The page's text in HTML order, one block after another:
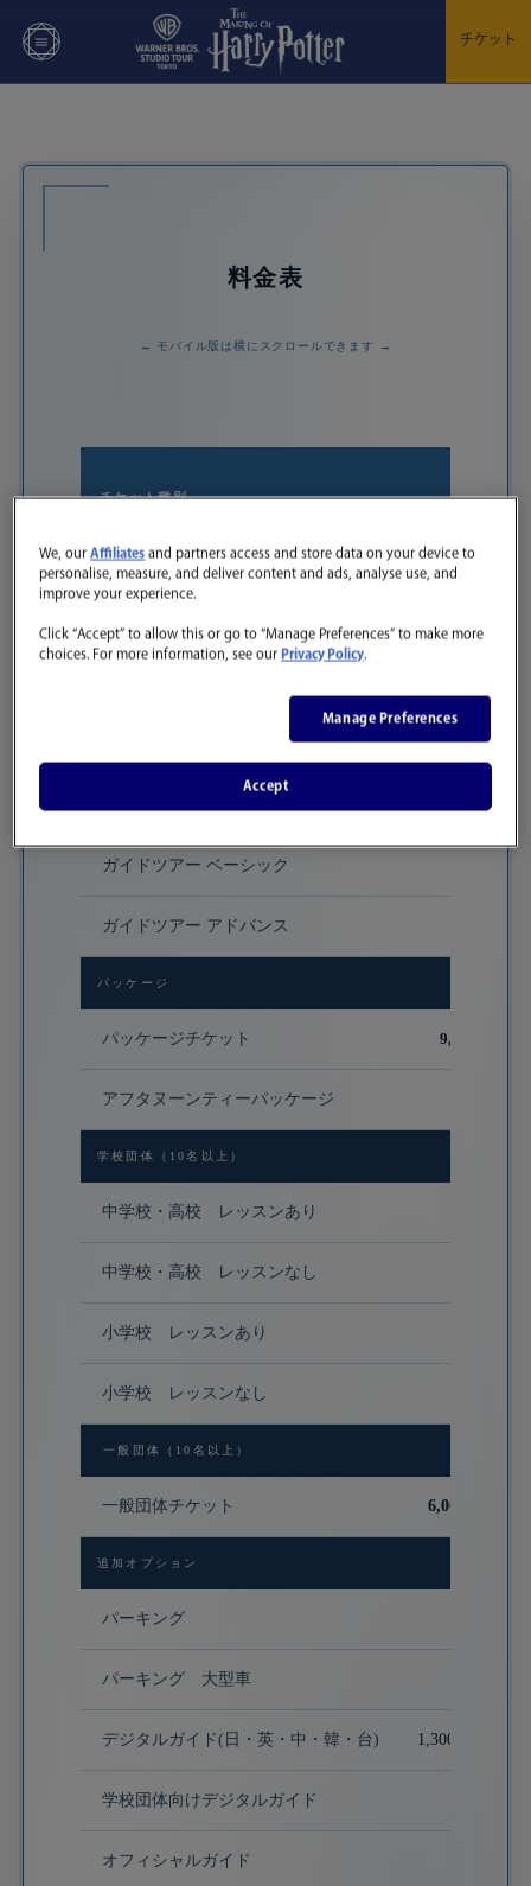
チケット
料金表
← モバイル版は横にスクロールできます →
チケット種別
単体チケット
一般チケット 6,300〜
7,300円
ガイドツアー
ガイドツアー ベーシック
ガイドツアー アドバンス
パッケージ
パッケージチケット 9,780〜
アフタヌーンティーパッケージ
学校団体（10名以上）
中学校・高校 レッスンあり
中学校・高校 レッスンなし
小学校 レッスンあり
小学校 レッスンなし
一般団体（10名以上）
一般団体チケット 6,000円 〜
追加オプション
パーキング
パーキング 大型車
デジタルガイド(日・英・中・韓・台) 1,300円 〜
学校団体向けデジタルガイド
オフィシャルガイド
We, ourAffiliatesand partners access and store data on your device to
personalise, measure, and deliver content and ads, analyse use, and
improve your experience.
Click “Accept” to allow this or go to “Manage Preferences” to make more
choices. For more information, see ourPrivacy Policy.
Manage Preferences
Accept